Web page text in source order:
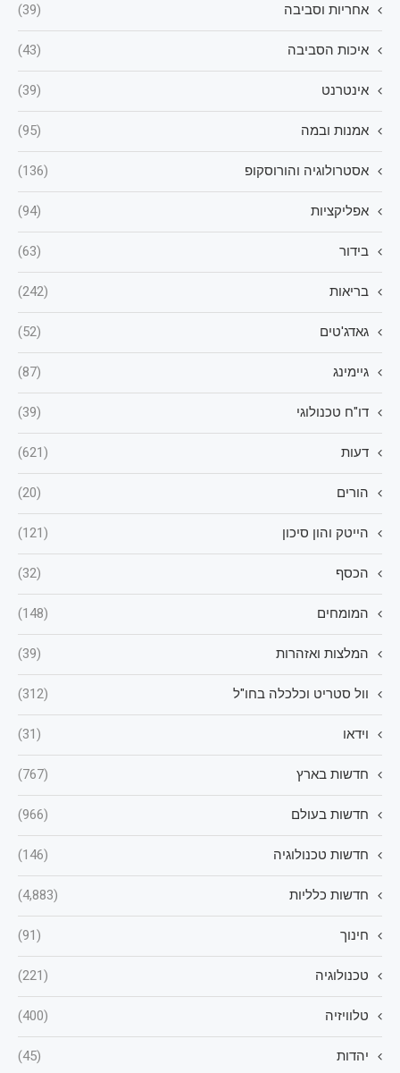
אחריות וסביבה (39)
איכות הסביבה (43)
אינטרנט (39)
אמנות ובמה (95)
אסטרולוגיה והורוסקופ (136)
אפליקציות (94)
בידור (63)
בריאות (242)
גאדג'טים (52)
גיימינג (87)
דו"ח טכנולוגי (39)
דעות (621)
הורים (20)
הייטק והון סיכון (121)
הכסף (32)
המומחים (148)
המלצות ואזהרות (39)
וול סטריט וכלכלה בחו"ל (312)
וידאו (31)
חדשות בארץ (767)
חדשות בעולם (966)
חדשות טכנולוגיה (146)
חדשות כלליות (4,883)
חינוך (91)
טכנולוגיה (221)
טלוויזיה (400)
יהדות (45)